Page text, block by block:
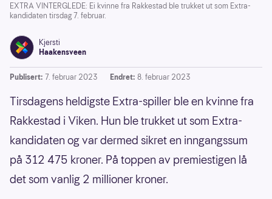
EXTRA VINTERGLEDE: Ei kvinne fra Rakkestad ble trukket ut som Extra-
kandidaten tirsdag 7. februar.
Kjersti
Haakensveen
Publisert: 7. februar 2023 Endret: 8. februar 2023
Tirsdagens heldigste Extra-spiller ble en kvinne fra
Rakkestad i Viken. Hun ble trukket ut som Extra-
kandidaten og var dermed sikret en inngangssum
på 312 475 kroner. På toppen av premiestigen lå
det som vanlig 2 millioner kroner.